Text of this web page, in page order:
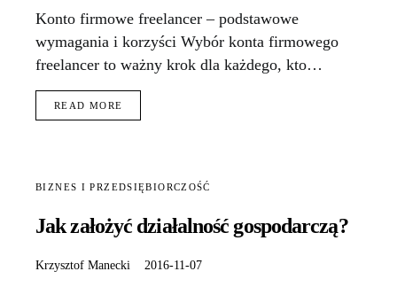
Konto firmowe freelancer – podstawowe
wymagania i korzyści Wybór konta firmowego
freelancer to ważny krok dla każdego, kto…
READ MORE
BIZNES I PRZEDSIĘBIORCZOŚĆ
Jak założyć działalność gospodarczą?
Krzysztof Manecki 2016-11-07